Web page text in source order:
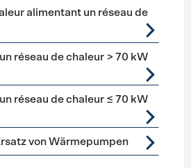
alimentant un réseau de
réseau de chaleur > 70 kW
réseau de chaleur ≤ 70 kW
von Wärmepumpen